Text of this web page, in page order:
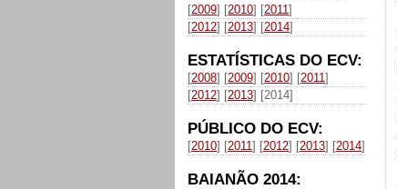
[2009] [2010] [2011]
[2012] [2013] [2014]
ESTATÍSTICAS DO ECV:
[2008] [2009] [2010] [2011]
[2012] [2013] [2014]
PÚBLICO DO ECV:
[2010] [2011] [2012] [2013] [2014]
BAIANÃO 2014: